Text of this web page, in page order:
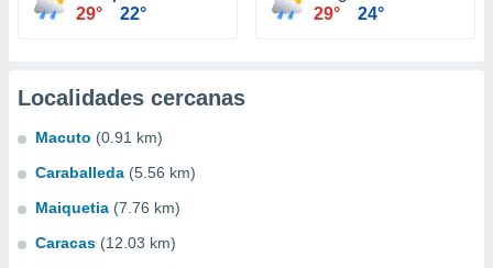
29° 22° 29° 24°
Localidades cercanas
Macuto (0.91 km)
Caraballeda (5.56 km)
Maiquetia (7.76 km)
Caracas (12.03 km)